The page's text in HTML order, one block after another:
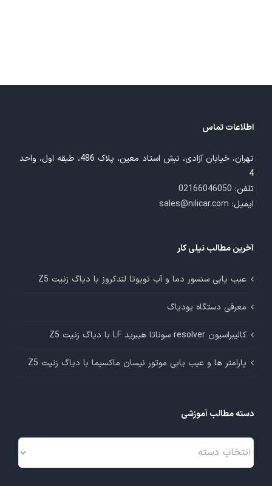
اطلاعات تماس
تهران، خیابان آزادی، نبش استاد معین، پلاک 486، طبقه اول، واحد
4
تلفن: 02166046050
ایمیل: sales@nilicar.com
آخرین مطالب نیلی کار
عیب یابی سنسور دما و آب تویوتا لندکروز با دیاگ زنیت Z5
معرفی دستگاه یودیاگ
کالیبراسیون resolver سوناتا هیبرید LF با دیاگ زنیت Z5
پارامتر ها و عیب یابی موتور نیسان ماکسیما با دیاگ زنیت Z5
دسته مطالب آموزشی
دسته